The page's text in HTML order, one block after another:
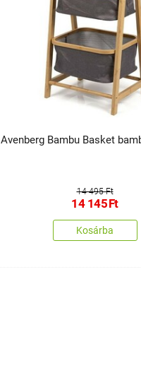
Avenberg Bambu Basket
14 495 Ft
14 145Ft
Kosárba